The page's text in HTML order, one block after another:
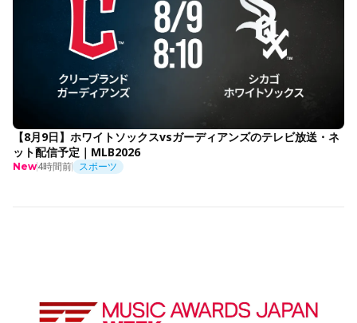
【8月9日】ホワイトソックスvsガーディアンズのテレビ放送・ネ
ット配信予定｜MLB2026
New4時間前 スポーツ